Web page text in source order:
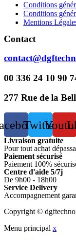
Conditions
Conditions
Mentions
Contact
00 336 24 10 90
277 Rue de la
Twitter
Livraison gratuite
Pour tout achat
Paiement sécurisé
Paiement 100%
Centre d'aide 5/7j
De 9h00 - 18h00
Service Delivery
Accompagnement
Copyright ©
Menu principal x